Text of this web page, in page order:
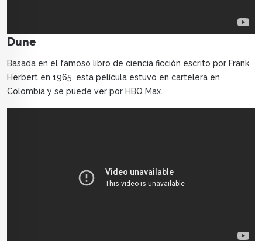
Dune
Basada en el famoso libro de ciencia ficción escrito por Frank
Herbert en 1965, esta película estuvo en cartelera en
Colombia y se puede ver por HBO Max.